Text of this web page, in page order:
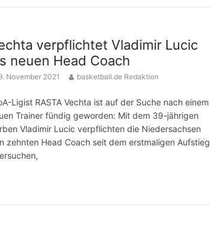
verpflichtet Vladimir Lucic
neuen Head Coach
November 2021 basketball.de Redaktion
Ligist RASTA Vechta ist auf der Suche nach einem
Trainer fündig geworden: Mit dem 39-jährigen
Vladimir Lucic verpflichten die Niedersachsen
zehnten Head Coach seit dem erstmaligen Aufstieg